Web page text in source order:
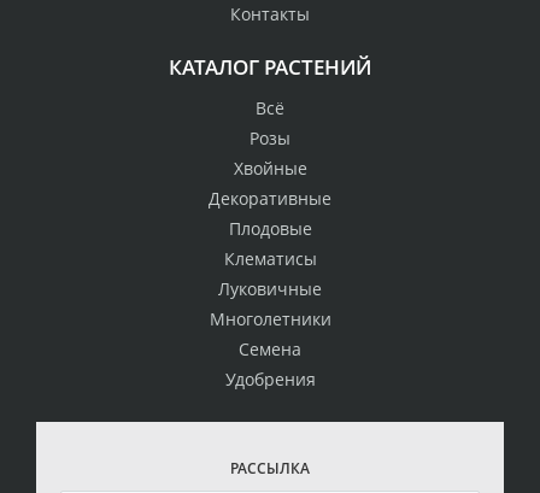
Контакты
КАТАЛОГ РАСТЕНИЙ
Всё
Розы
Хвойные
Декоративные
Плодовые
Клематисы
Луковичные
Многолетники
Семена
Удобрения
РАССЫЛКА